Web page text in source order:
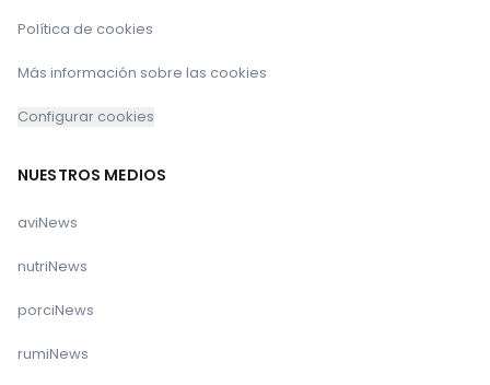
Política de cookies
Más información sobre las cookies
Configurar cookies
NUESTROS MEDIOS
aviNews
nutriNews
porciNews
rumiNews